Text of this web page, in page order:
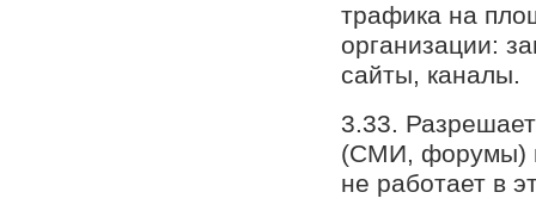
трафика на
организации:
сайты, каналы.
3.33.
(СМИ, форумы) и
не работает в